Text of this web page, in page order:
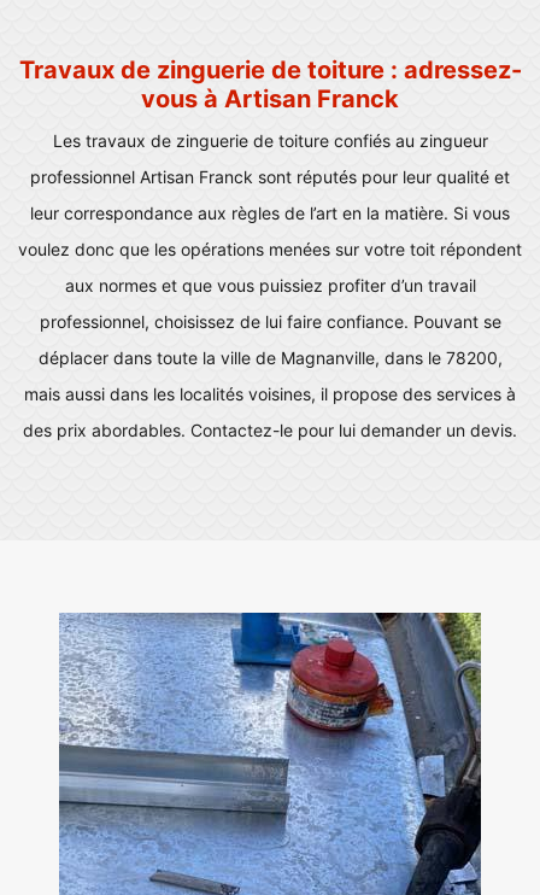
Travaux de zinguerie de toiture : adressez-
vous à Artisan Franck
Les travaux de zinguerie de toiture confiés au zingueur
professionnel Artisan Franck sont réputés pour leur qualité et
leur correspondance aux règles de l’art en la matière. Si vous
voulez donc que les opérations menées sur votre toit répondent
aux normes et que vous puissiez profiter d’un travail
professionnel, choisissez de lui faire confiance. Pouvant se
déplacer dans toute la ville de Magnanville, dans le 78200,
mais aussi dans les localités voisines, il propose des services à
des prix abordables. Contactez-le pour lui demander un devis.